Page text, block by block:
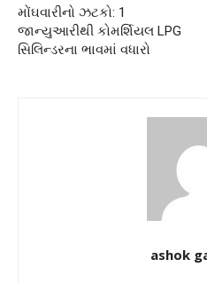
મોંઘવારીનો ઝટકો: 1
જાન્યુઆરીથી કોમર્શિયલ LPG
સિલિન્ડરના ભાવમાં વધારો
ashok